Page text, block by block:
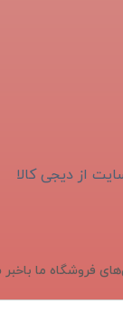
از دیجی کالا
فروشگاه ما